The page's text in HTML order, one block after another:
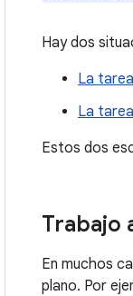
Hay dos
La
La
Estos dos
Trabajo
En muchos
plano. Por